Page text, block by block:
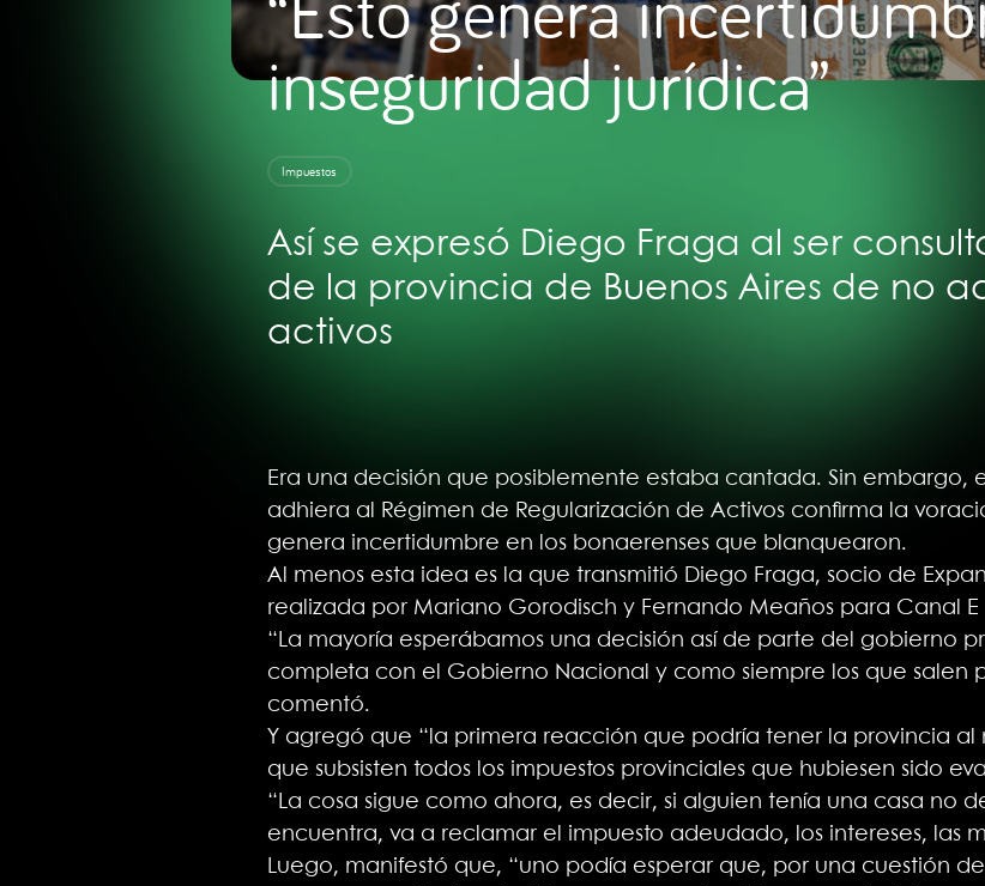
inseguridad jurídica”
Impuestos
Así se expresó Diego Fraga al ser
de la provincia de Buenos Aires de no
activos
Era una decisión que posiblemente estaba cantada. Sin embargo,
adhiera al Régimen de Regularización de Activos confirma la
genera incertidumbre en los bonaerenses que blanquearon.
Al menos esta idea es la que transmitió Diego Fraga, socio de
realizada por Mariano Gorodisch y Fernando Meaños para Canal E
“La mayoría esperábamos una decisión así de parte del gobierno
completa con el Gobierno Nacional y como siempre los que salen
comentó.
Y agregó que “la primera reacción que podría tener la provincia
que subsisten todos los impuestos provinciales que hubiesen sido
“La cosa sigue como ahora, es decir, si alguien tenía una casa no
encuentra, va a reclamar el impuesto adeudado, los intereses, las
Luego, manifestó que, “uno podía esperar que, por una cuestión